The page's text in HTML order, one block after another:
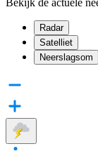
Radar
Satelliet
Neerslagsom